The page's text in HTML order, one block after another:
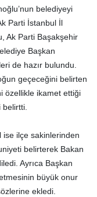
belediyeyi
Parti İstanbul İl
Ak Parti Başakşehir
Başkan
de hazır bulundu.
geçeceğini belirten
özellikle ikamet ettiği
ise ilçe sakinlerinden
belirterek Bakan
Ayrıca Başkan
büyük onur
ekledi.